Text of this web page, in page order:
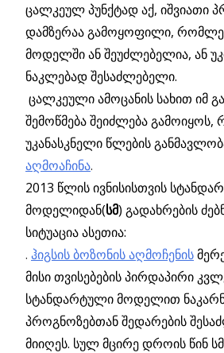
ცალკეულ პუნქტად აქ, იშვიათი
დამზერაა გამოყოფილი,
მოდელში ან შეუძლებელია, ან
ნაკლებად შესაძლებელი.
ცალკეული ამოცანის სახით იმ
შემოწმება შეიძლება
უკანასკნელი წლების
აღმოაჩინა.
2013 წლის ივნისისთვის
მოდელიდან(სმ) გადახრების
სიტუაცია ასეთია:
. ჰიგსის ბოზონის აღმოჩენის
მისი თვისებების პირდაპირი
სტანდარტული მოდელით
პროგნოზებთან შედარების
მიიღეს. სულ მცირე დროის წინ